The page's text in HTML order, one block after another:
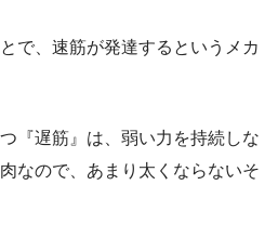
で、速筋が発達するというメカ
『遅筋』は、弱い力を持続しな
なので、あまり太くならないそ